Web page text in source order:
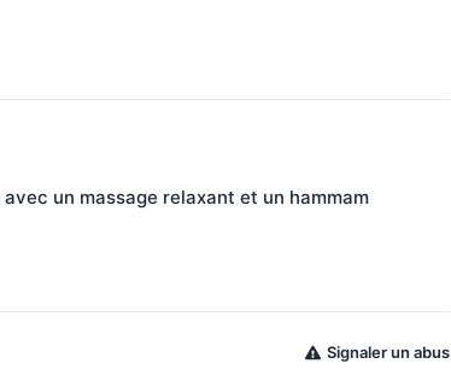
un massage relaxant et un hammam
Signaler un abus